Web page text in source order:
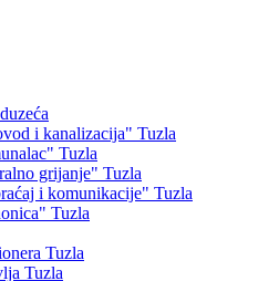
i kanalizacija" Tuzla
Tuzla
grijanje" Tuzla
i komunikacije" Tuzla
Tuzla
Tuzla
Tuzla